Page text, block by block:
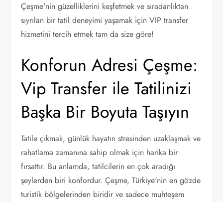
Çeşme'nin güzelliklerini keşfetmek ve sıradanlıktan
sıyrılan bir tatil deneyimi yaşamak için VIP transfer
hizmetini tercih etmek tam da size göre!
Konforun Adresi Çeşme:
Vip Transfer ile Tatilinizi
Başka Bir Boyuta Taşıyın
Tatile çıkmak, günlük hayatın stresinden uzaklaşmak ve
rahatlama zamanına sahip olmak için harika bir
fırsattır. Bu anlamda, tatilcilerin en çok aradığı
şeylerden biri konfordur. Çeşme, Türkiye'nin en gözde
turistik bölgelerinden biridir ve sadece muhteşem